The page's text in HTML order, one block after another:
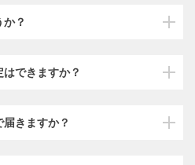
？
できますか？
きますか？